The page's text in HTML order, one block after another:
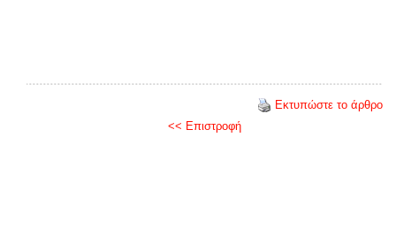
Εκτυπώστε το άρθρο
<< Επιστροφή